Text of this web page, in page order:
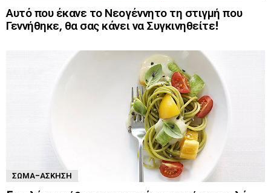
Αυτό που έκανε το Νεογέννητο τη στιγμή που
Γεννήθηκε, θα σας κάνει να Συγκινηθείτε!
ΣΏΜΑ-ΆΣΚΗΣΗ